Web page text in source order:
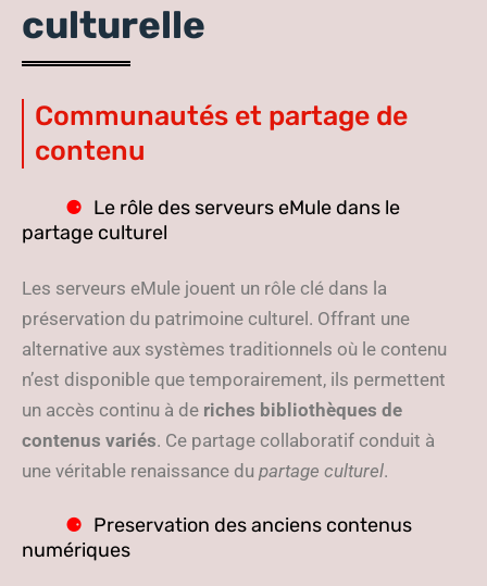
culturelle
Communautés et partage de
contenu
Le rôle des serveurs eMule dans le
partage culturel
Les serveurs eMule jouent un rôle clé dans la
préservation du patrimoine culturel. Offrant une
alternative aux systèmes traditionnels où le contenu
n’est disponible que temporairement, ils permettent
un accès continu à de riches bibliothèques de
contenus variés. Ce partage collaboratif conduit à
une véritable renaissance du partage culturel.
Preservation des anciens contenus
numériques